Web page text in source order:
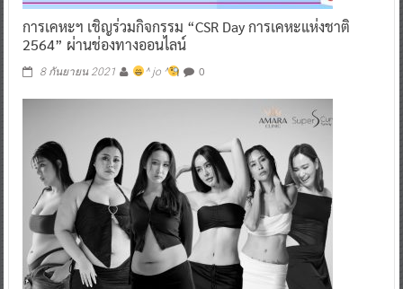
การเคหะฯ เชิญร่วมกิจกรรม “CSR Day การเคหะแห่งชาติ
2564” ผ่านช่องทางออนไลน์
8 กันยายน 2021 ^ jo ^ 0